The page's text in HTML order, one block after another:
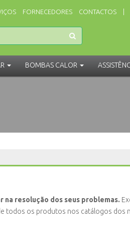
FORNECEDORES CONTACTOS
BOMBAS CALOR
na resolução dos seus problemas.
todos os produtos nos catálogos dos